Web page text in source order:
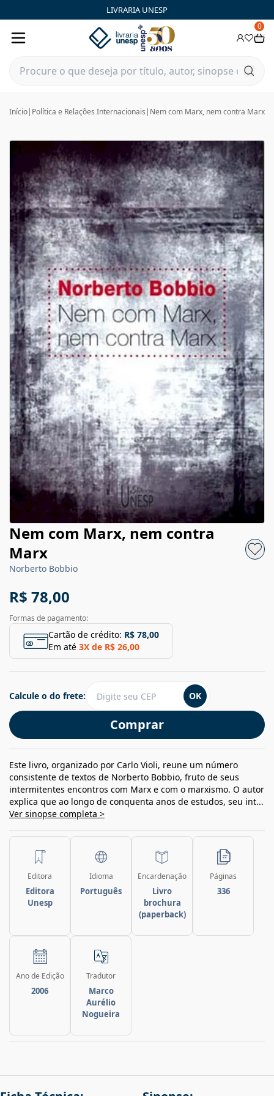
LIVRARIA UNESP
0
Início| Política e Relações Internacionais | Nem com Marx, nem contra Marx
Nem com Marx, nem contra
Marx
Norberto Bobbio
R$ 78,00
Formas de pagamento:
Cartão de crédito: R$ 78,00
Em até 3X de R$ 26,00
Comprar
Calcule o do frete: OK
Este livro, organizado por Carlo Violi, reune um número
consistente de textos de Norberto Bobbio, fruto de seus
intermitentes encontros com Marx e com o marxismo. O autor
explica que ao longo de conquenta anos de estudos, seu int...
Ver sinopse completa >
Editora
Editora
Unesp
Idioma
Português
Encardenação
Livro
brochura
(paperback)
Páginas
336
Ano de Edição
2006
Tradutor
Marco
Aurélio
Nogueira